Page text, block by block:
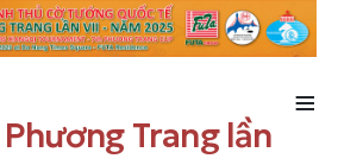
≡
Trang lần